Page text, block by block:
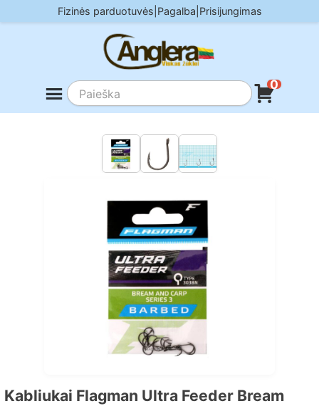
to
Fizinės parduotuvės Pagalba Prisijungimas
0
Kabliukai Flagman Ultra Feeder Bream